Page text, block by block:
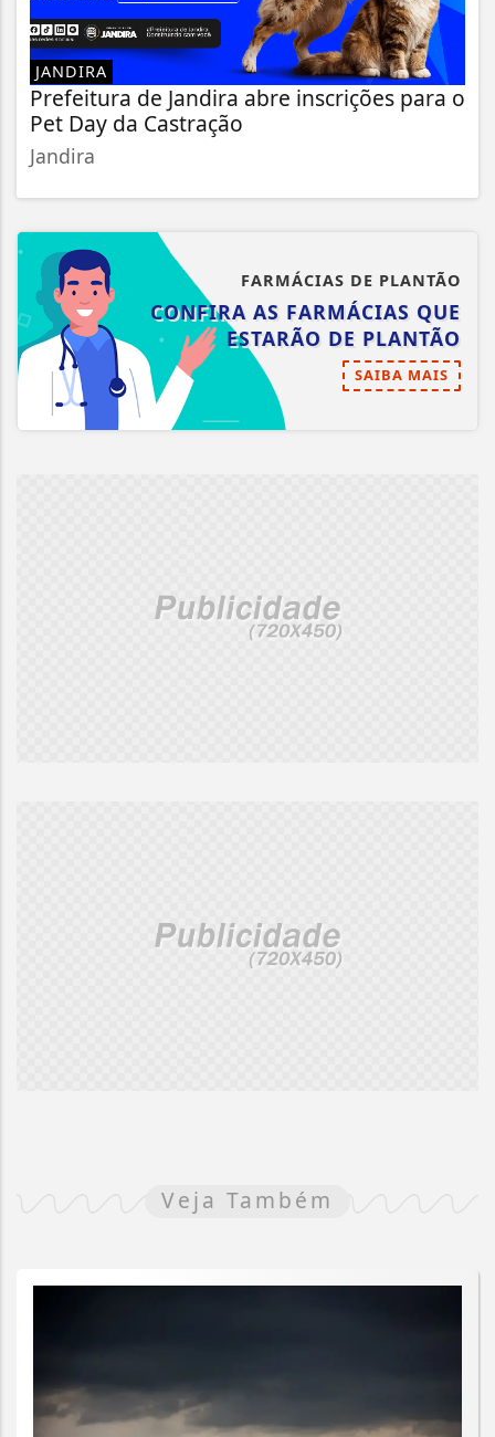
JANDIRA
Prefeitura de Jandira abre inscrições para o
Pet Day da Castração
Jandira
FARMÁCIAS DE PLANTÃO
CONFIRA AS FARMÁCIAS QUE
ESTARÃO DE PLANTÃO
SAIBA MAIS
Veja Também